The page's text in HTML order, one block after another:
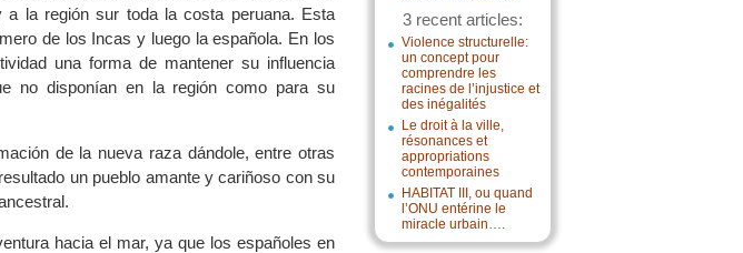
3 recent articles:
Violence structurelle:
un concept pour
comprendre les
racines de l’injustice et
des inégalités
Le droit à la ville,
résonances et
appropriations
contemporaines
HABITAT III, ou quand
l’ONU entérine le
miracle urbain….
a la región sur toda la costa peruana. Esta
de los Incas y luego la española. En los
una forma de mantener su influencia
no disponían en la región como para su
de la nueva raza dándole, entre otras
un pueblo amante y cariñoso con su
hacia el mar, ya que los españoles en